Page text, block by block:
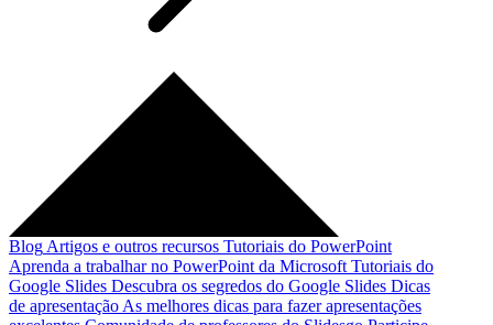
Blog Artigos e outros recursos Tutoriais do PowerPoint
Aprenda a trabalhar no PowerPoint da Microsoft Tutoriais do
Google Slides Descubra os segredos do Google Slides Dicas
de apresentação As melhores dicas para fazer apresentações